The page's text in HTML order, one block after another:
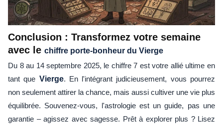
Conclusion : Transformez votre semaine
avec le chiffre porte-bonheur du Vierge
Du 8 au 14 septembre 2025, le chiffre 7 est votre allié ultime en
tant que Vierge. En l'intégrant judicieusement, vous pourrez
non seulement attirer la chance, mais aussi cultiver une vie plus
équilibrée. Souvenez-vous, l'astrologie est un guide, pas une
garantie – agissez avec sagesse. Prêt à explorer plus ? Lisez